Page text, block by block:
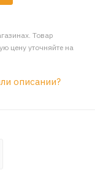
Товар
цену уточняйте на
описании?